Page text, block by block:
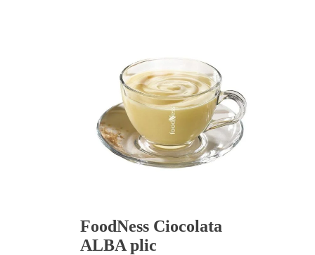
FoodNess Ciocolata
ALBA plic